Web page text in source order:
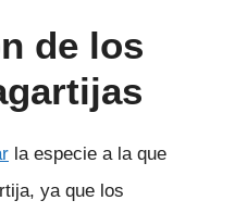
de los
la especie a la que
ya que los